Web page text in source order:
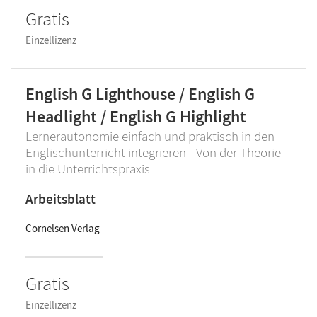
Gratis
Einzellizenz
English G Lighthouse / English G
Headlight / English G Highlight
Lernerautonomie einfach und praktisch in den
Englischunterricht integrieren - Von der Theorie
in die Unterrichtspraxis
Arbeitsblatt
Cornelsen Verlag
Gratis
Einzellizenz